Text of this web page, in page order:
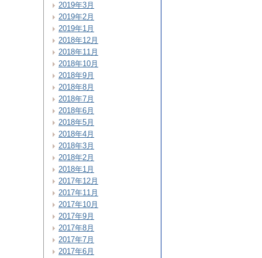
2019年3月
2019年2月
2019年1月
2018年12月
2018年11月
2018年10月
2018年9月
2018年8月
2018年7月
2018年6月
2018年5月
2018年4月
2018年3月
2018年2月
2018年1月
2017年12月
2017年11月
2017年10月
2017年9月
2017年8月
2017年7月
2017年6月